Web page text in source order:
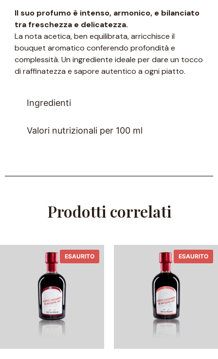
Ingredienti
Valori nutrizionali per 100 ml
Il suo profumo è intenso, armonico, e bilanciato
tra freschezza e delicatezza.
La nota acetica, ben equilibrata, arricchisce il
bouquet aromatico conferendo profondità e
complessità. Un ingrediente ideale per dare un tocco
di raffinatezza e sapore autentico a ogni piatto.
Prodotti correlati
ESAURITO ESAURITO